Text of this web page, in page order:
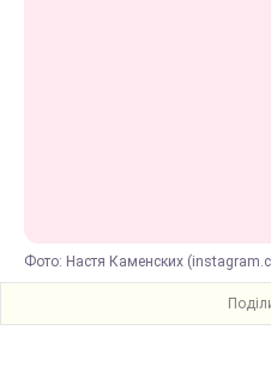
Фото: Настя Каменских